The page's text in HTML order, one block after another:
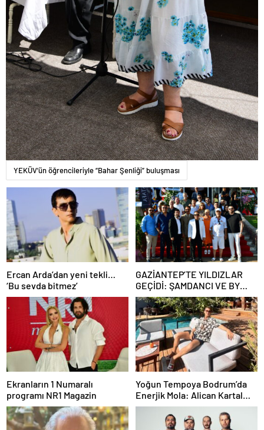
YEKÜV’ün öğrencileriyle “Bahar Şenliği” buluşması
Ercan Arda’dan yeni tekli…
‘Bu sevda bitmez’
GAZİANTEP’TE YILDIZLAR
GEÇİDİ: ŞAMDANCI VE BY
MUSTAFA AÇILIŞI İLE GREEN
PARK’TA GÖRKEMLİ GALA
Ekranların 1 Numaralı
programı NR1 Magazin
Yoğun Tempoya Bodrum’da
Enerjik Mola: Alican Kartal
Castel Yapım İçin Düğmeye